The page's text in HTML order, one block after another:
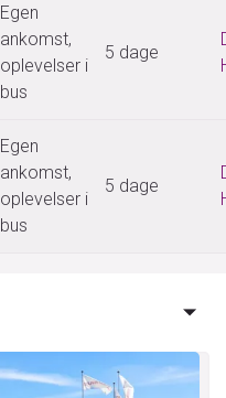
Egen
ankomst,
oplevelser i
bus
5 dage
Egen
ankomst,
oplevelser i
bus
5 dage